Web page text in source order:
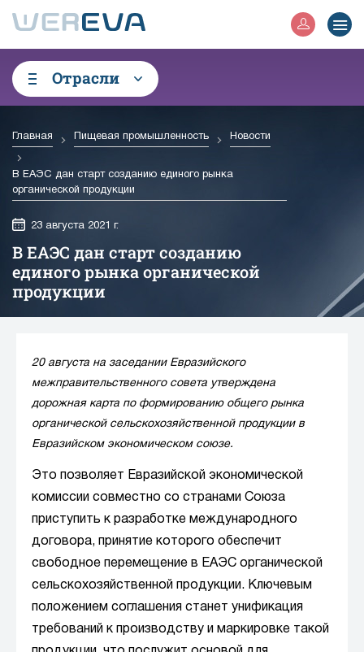
Отрасли
Главная Пищевая промышленность Новости
В ЕАЭС дан старт созданию единого рынка
органической продукции
23 августа 2021 г.
В ЕАЭС дан старт созданию
единого рынка органической
продукции
20 августа на заседании Евразийского
межправительственного совета утверждена
дорожная карта по формированию общего рынка
органической сельскохозяйственной продукции в
Евразийском экономическом союзе.
Это позволяет Евразийской экономической
комиссии совместно со странами Союза
приступить к разработке международного
договора, принятие которого обеспечит
свободное перемещение в ЕАЭС органической
сельскохозяйственной продукции. Ключевым
положением соглашения станет унификация
требований к производству и маркировке такой